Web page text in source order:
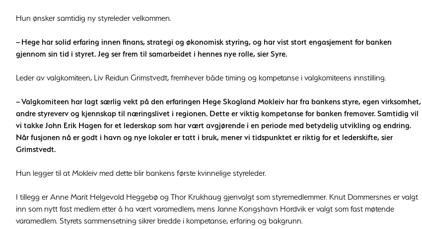
Hun ønsker samtidig ny styreleder velkommen.
– Hege har solid erfaring innen finans, strategi og økonomisk styring, og har vist stort engasjement for banken
gjennom sin tid i styret. Jeg ser frem til samarbeidet i hennes nye rolle, sier Syre.
Leder av valgkomiteen, Liv Reidun Grimstvedt, fremhever både timing og kompetanse i valgkomiteens innstilling.
– Valgkomiteen har lagt særlig vekt på den erfaringen Hege Skogland Mokleiv har fra bankens styre, egen virksomhet,
andre styreverv og kjennskap til næringslivet i regionen. Dette er viktig kompetanse for banken fremover. Samtidig vil
vi takke John Erik Hagen for et lederskap som har vært avgjørende i en periode med betydelig utvikling og endring.
Når fusjonen nå er godt i havn og nye lokaler er tatt i bruk, mener vi tidspunktet er riktig for et lederskifte, sier
Grimstvedt.
Hun legger til at Mokleiv med dette blir bankens første kvinnelige styreleder.
I tillegg er Anne Marit Helgevold Heggebø og Thor Krukhaug gjenvalgt som styremedlemmer. Knut Dommersnes er valgt
inn som nytt fast medlem etter å ha vært varamedlem, mens Janne Kongshavn Hordvik er valgt som fast møtende
varamedlem. Styrets sammensetning sikrer bredde i kompetanse, erfaring og bakgrunn.